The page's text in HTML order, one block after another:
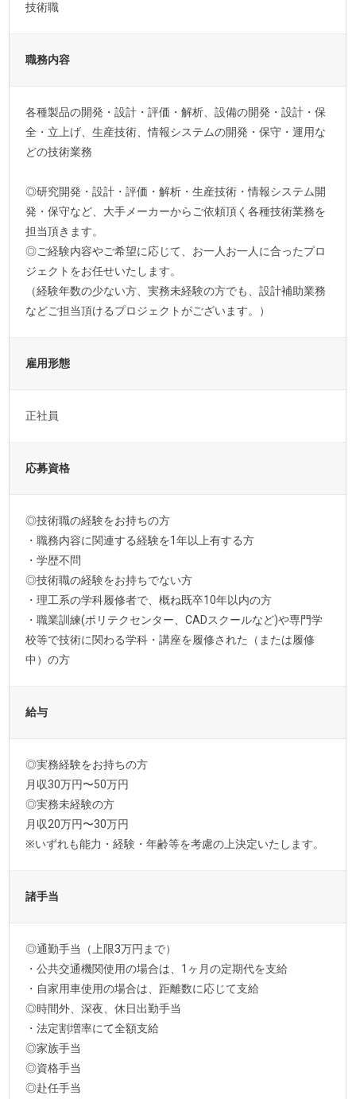
技術職
職務内容
各種製品の開発・設計・評価・解析、設備の開発・設計・保
全・立上げ、生産技術、情報システムの開発・保守・運用な
どの技術業務
◎研究開発・設計・評価・解析・生産技術・情報システム開
発・保守など、大手メーカーからご依頼頂く各種技術業務を
担当頂きます。
◎ご経験内容やご希望に応じて、お一人お一人に合ったプロ
ジェクトをお任せいたします。
（経験年数の少ない方、実務未経験の方でも、設計補助業務
などご担当頂けるプロジェクトがございます。）
雇用形態
正社員
応募資格
◎技術職の経験をお持ちの方
・職務内容に関連する経験を1年以上有する方
・学歴不問
◎技術職の経験をお持ちでない方
・理工系の学科履修者で、概ね既卒10年以内の方
・職業訓練(ポリテクセンター、CADスクールなど)や専門学
校等で技術に関わる学科・講座を履修された（または履修
中）の方
給与
◎実務経験をお持ちの方
月収30万円〜50万円
◎実務未経験の方
月収20万円〜30万円
※いずれも能力・経験・年齢等を考慮の上決定いたします。
諸手当
◎通勤手当（上限3万円まで）
・公共交通機関使用の場合は、1ヶ月の定期代を支給
・自家用車使用の場合は、距離数に応じて支給
◎時間外、深夜、休日出勤手当
・法定割増率にて全額支給
◎家族手当
◎資格手当
◎赴任手当